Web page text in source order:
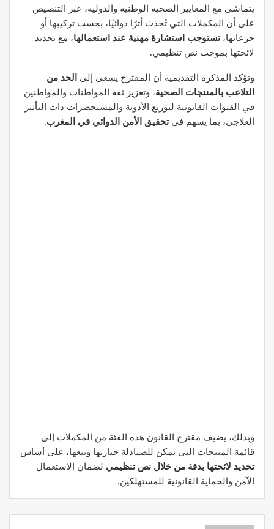
يتماشى مع المعايير الصحية الوطنية والدولية، عبر التنصيص
على أن المكملات التي تُحدث أثرًا دوائيًا، بحسب تركيبها أو
جرعاتها،تستوجب استشارة مهنية عند استعمالها، مع تحديد
لائحتها بموجب نص تنظيمي.
وتؤكد المذكرة التقديمية أن المقترح يسعى إلى
الحد من
التلاعب بالمنتجات الصحية، وتعزيز ثقة المواطنات والمواطنين
في القنوات القانونية لتوزيع الأدوية والمستحضرات ذات التأثير
العلاجي، بما يسهم فيتحقيق الأمن الدوائي في المغرب.
وبذلك، يضيف مقترح القانون هذه الفئة من المكملات إلى
قائمة المنتجات التي يمكن للصيادلة حيازتها وبيعها، على أساس
تحديد لائحتها بدقة من خلال نص تنظيمي لضمان الاستعمال
الآمن والحماية القانونية للمستهلكين.